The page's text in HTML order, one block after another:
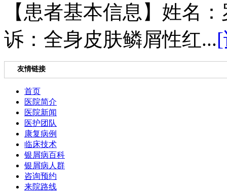
【患者基本信息】姓名
诉：全身皮肤鳞屑性红...
友情链接
首页
医院简介
医院新闻
医护团队
康复病例
临床技术
银屑病百科
银屑病人群
咨询预约
来院路线